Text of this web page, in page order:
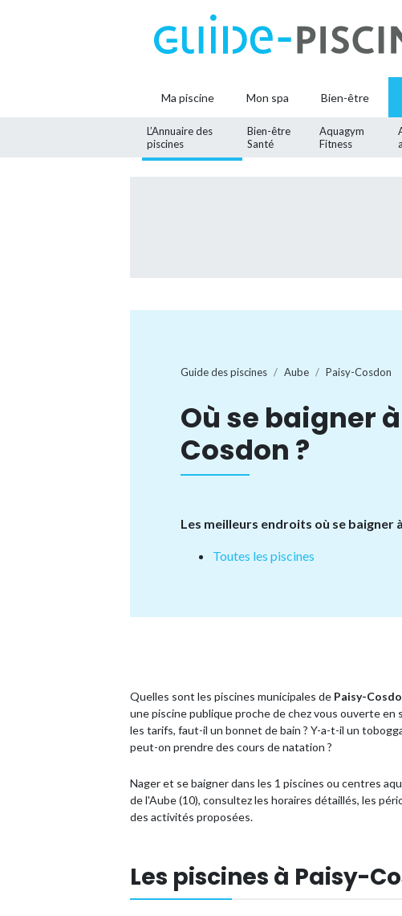
Ma piscine Mon spa Bien-être
L’Annuaire des
piscines
Bien-être
Santé
Aquagym
Fitness
Guide des piscines Aube Paisy-Cosdon
Où se baigner
Cosdon ?
Les meilleurs endroits où se baigner
Toutes les piscines
Quelles sont les piscines municipales de Paisy-
une piscine publique proche de chez vous ouverte en
les tarifs, faut-il un bonnet de bain ? Y-a-t-il un
peut-on prendre des cours de natation ?
Nager et se baigner dans les 1 piscines ou centres
de l'Aube (10), consultez les horaires détaillés, les
des activités proposées.
Les piscines à Paisy-